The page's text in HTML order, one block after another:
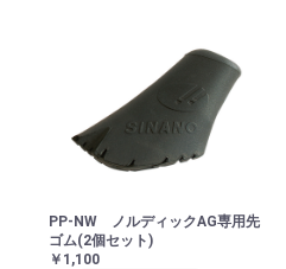
PP-NW ノルディックAG専用先
ゴム(2個セット)
￥1,100